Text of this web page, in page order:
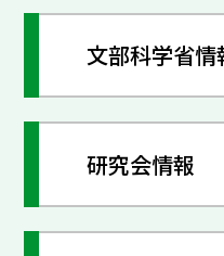
文部科学省情
研究会情報